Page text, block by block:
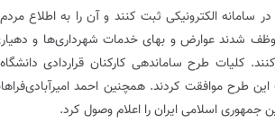
در سامانه الکترونیکی ثبت کنند و آن را به
شدند عوارض و بهای خدمات شهرداری‌ها و
کلیات طرح ساماندهی کارکنان قراردادی
این طرح موافقت کردند. همچنین احمد
جمهوری اسلامی ایران را اعلام وصول کرد.